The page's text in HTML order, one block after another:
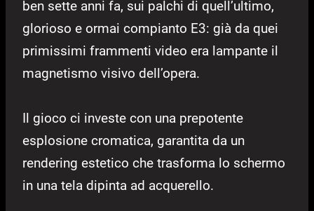
ben sette anni fa, sui palchi di quell’ultimo,
glorioso e ormai compianto E3: già da quei
primissimi frammenti video era lampante il
magnetismo visivo dell’opera.
Il gioco ci investe con una prepotente
esplosione cromatica, garantita da un
rendering estetico che trasforma lo schermo
in una tela dipinta ad acquerello.